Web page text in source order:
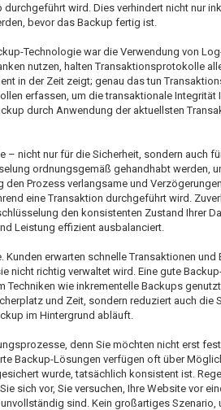
wird. Dies verhindert nicht nur
bevor das Backup fertig ist.
Technologie war die Verwendung von
nutzen, halten Transaktionsprotokolle
in der Zeit zeigt; genau das tun
erfassen, um die transaktionale
durch Anwendung der aktuellsten
nicht nur für die Sicherheit, sondern auch
ordnungsgemäß gehandhabt werden,
Prozess verlangsame und
eine Transaktion durchgeführt wird.
den konsistenten Zustand Ihrer
Leistung effizient ausbalanciert.
Kunden erwarten schnelle Transaktionen
nicht richtig verwaltet wird. Eine gute
wie inkrementelle Backups
und Zeit, sondern reduziert auch die
im Hintergrund abläuft.
denn Sie möchten nicht erst
Backup-Lösungen verfügen oft über
wurde, tatsächlich konsistent ist.
sich vor, Sie versuchen, Ihre Website vor
sind. Kein großartiges Szenario,